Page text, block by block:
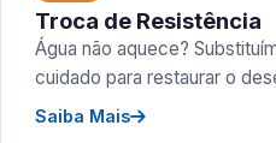
Troca de Resistência
Água não aquece?
cuidado para restaurar o
Saiba Mais